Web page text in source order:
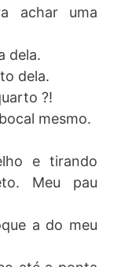
achar uma
dela.
dela.
?!
mesmo.
e tirando
Meu pau
a do meu